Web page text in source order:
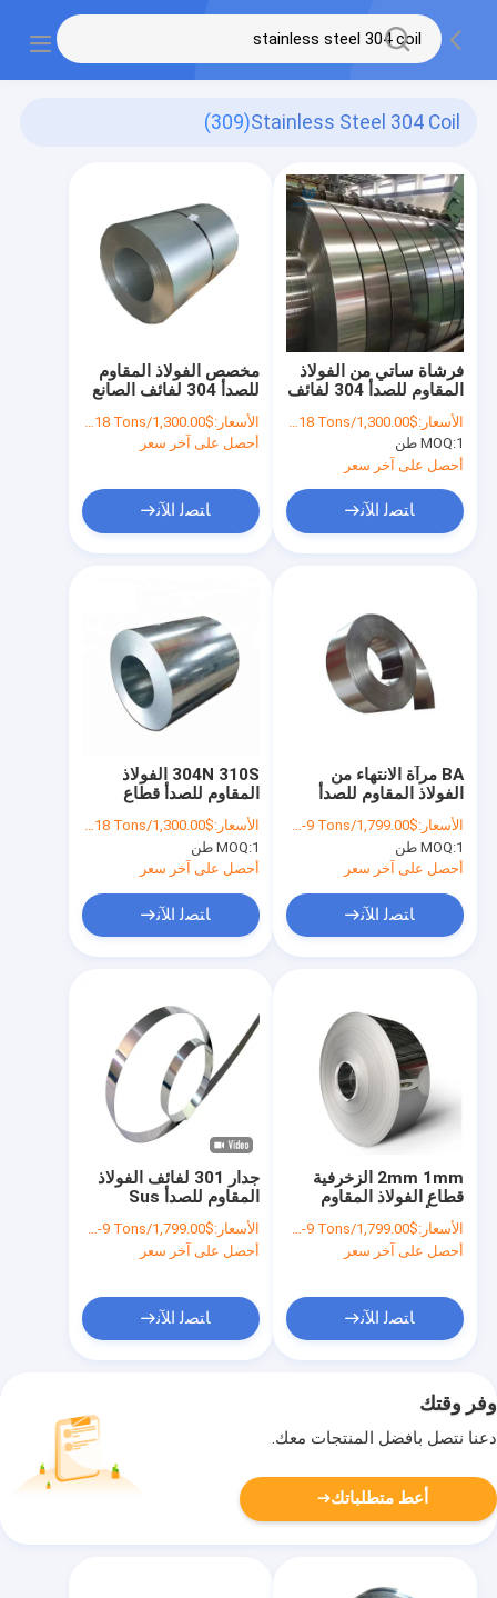
Stainless Steel 304 Coil
(309)
مخصص الفولاذ المقاوم
للصدأ 304 لفائف الصانع
304L 316430
الأسعار:$1,300.00/Tons 1-18 Tons
أحصل على آخر سعر
ﺎﺘﺼﻟ ﺍﻶﻧ
فرشاة ساتي من الفولاذ
المقاوم للصدأ 304 لفائف
316L 2B BA 1219mm
الأسعار:$1,300.00/Tons 1-18 Tons
MOQ:1 طن
أحصل على آخر سعر
ﺎﺘﺼﻟ ﺍﻶﻧ
304N 310S الفولاذ
المقاوم للصدأ قطاع
مم
الأسعار:$1,300.00/Tons 1-18 Tons
MOQ:1 طن
أحصل على آخر سعر
ﺎﺘﺼﻟ ﺍﻶﻧ
BA مرآة الانتهاء من
الفولاذ المقاوم للصدأ
304301304Nالأسعار:$1,799.00/Tons 1-9 Tons
MOQ:1 طن
أحصل على آخر سعر
ﺎﺘﺼﻟ ﺍﻶﻧ
جدار 301 لفائف الفولاذ
المقاوم للصدأ Sus
410430
الأسعار:$1,799.00/Tons 1-9 Tons
أحصل على آخر سعر
ﺎﺘﺼﻟ ﺍﻶﻧ
2mm 1mm الزخرفية
قطاع الفولاذ المقاوم
قطاع المورد
الأسعار:$1,799.00/Tons 1-9 Tons
أحصل على آخر سعر
ﺎﺘﺼﻟ ﺍﻶﻧ
وفر وقتك
دعنا نتصل بأفضل المنتجات معك.
أعط متطلباتك